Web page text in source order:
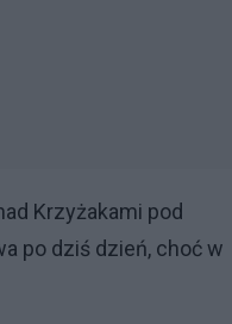
Krzyżakami pod
po dziś dzień, choć w